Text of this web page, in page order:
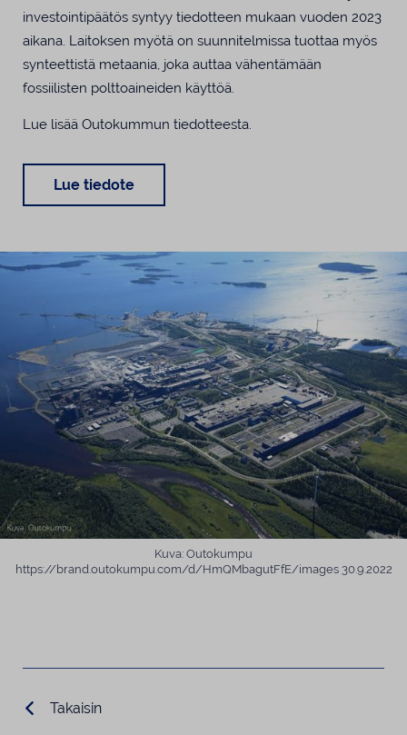
investointipäätös syntyy tiedotteen mukaan vuoden 2023
aikana. Laitoksen myötä on suunnitelmissa tuottaa myös
synteettistä metaania, joka auttaa vähentämään
fossiilisten polttoaineiden käyttöä.
Lue lisää Outokummun tiedotteesta.
Lue tiedote
Kuva: Outokumpu
https://brand.outokumpu.com/d/HmQMbagutFfE/images 30.9.2022
Takaisin